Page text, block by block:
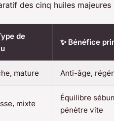
des cinq huiles majeures
de
✨ Bénéfice
mature Anti-âge,
mixte
Équilibre
pénètre vite